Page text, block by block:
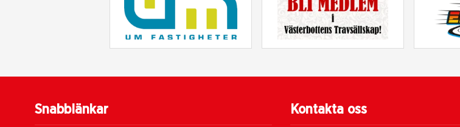
Snabblänkar Kontakta oss